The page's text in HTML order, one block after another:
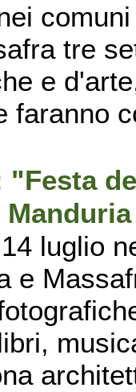
tre
e
faranno
"Festa
luglio
e